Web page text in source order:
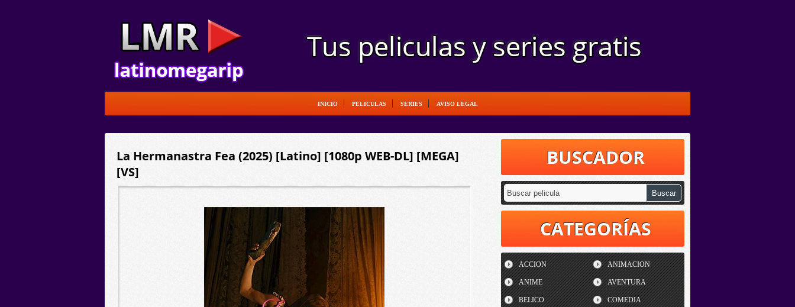
INICIO PELICULAS SERIES AVISO LEGAL
La Hermanastra Fea (2025) [Latino] [1080p WEB-DL] [MEGA]
[VS]
BUSCADOR
CATEGORÍAS
ACCION ANIMACION
ANIME AVENTURA
BELICO COMEDIA